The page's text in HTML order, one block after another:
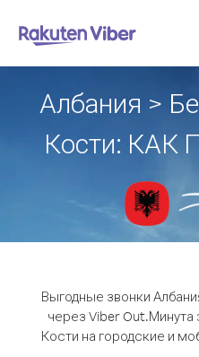
Албания >
Кости:
Выгодные звонки
через Viber Out.Минута
Кости на городские и